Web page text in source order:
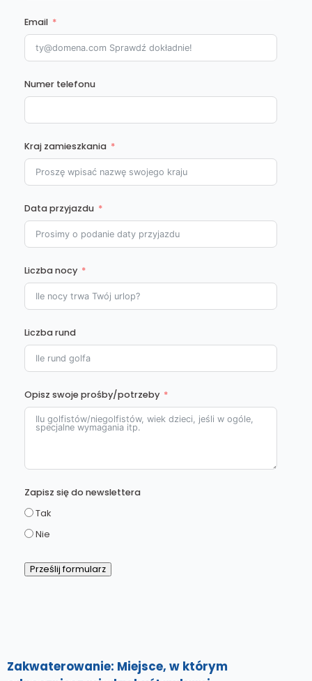
Email
Numer telefonu
Kraj zamieszkania
Data przyjazdu
Liczba nocy
Liczba rund
Opisz swoje prośby/potrzeby
Zapisz się do newslettera
Tak
Nie
Prześlij formularz
Zakwaterowanie: Miejsce, w którym